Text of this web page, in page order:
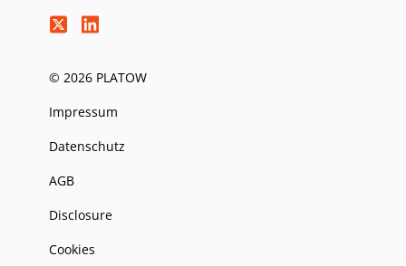
© 2026 PLATOW
Impressum
Datenschutz
AGB
Disclosure
Cookies